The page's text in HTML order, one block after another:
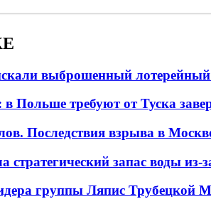
выброшенный
в Польше требуют от Туска
Последствия взрыва в
стратегический запас воды из-
группы Ляпис Трубецкой